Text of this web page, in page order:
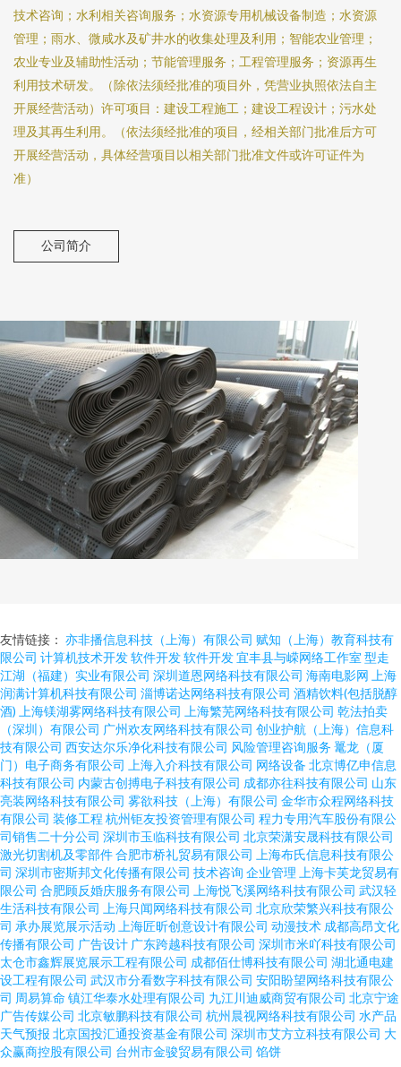
技术咨询；水利相关咨询服务；水资源专用机械设备制造；水资源
管理；雨水、微咸水及矿井水的收集处理及利用；智能农业管理；
农业专业及辅助性活动；节能管理服务；工程管理服务；资源再生
利用技术研发。（除依法须经批准的项目外，凭营业执照依法自主
开展经营活动）许可项目：建设工程施工；建设工程设计；污水处
理及其再生利用。（依法须经批准的项目，经相关部门批准后方可
开展经营活动，具体经营项目以相关部门批准文件或许可证件为
准）
公司简介
友情链接： 亦非播信息科技（上海）有限公司 赋知（上海）教育科技有
限公司 计算机技术开发软件开发软件开发宜丰县与嵘网络工作室 型走
江湖（福建）实业有限公司 深圳道恩网络科技有限公司 海南电影网 上海
润满计算机科技有限公司 淄博诺达网络科技有限公司 酒精饮料(包括脱醇
酒) 上海镁湖雾网络科技有限公司 上海繁芜网络科技有限公司 乾法拍卖
（深圳）有限公司 广州欢友网络科技有限公司 创业护航（上海）信息科
技有限公司 西安达尔乐净化科技有限公司 风险管理咨询服务 鼍龙（厦
门）电子商务有限公司
上海入介科技有限公司 网络设备 北京博亿申信息
科技有限公司 内蒙古创搏电子科技有限公司 成都亦往科技有限公司 山东
亮装网络科技有限公司 雾欲科技（上海）有限公司 金华市众程网络科技
有限公司 装修工程 杭州钜友投资管理有限公司 程力专用汽车股份有限公
司销售二十分公司 深圳市玉临科技有限公司 北京荣潇安晟科技有限公司
激光切割机及零部件合肥市桥礼贸易有限公司
上海布氏信息科技有限公
司 深圳市密斯邦文化传播有限公司 技术咨询 企业管理 上海卡芙龙贸易有
限公司 合肥顾反婚庆服务有限公司 上海悦飞溪网络科技有限公司 武汉轻
生活科技有限公司
上海只闻网络科技有限公司 北京欣荣繁兴科技有限公
司 承办展览展示活动 上海匠昕创意设计有限公司 动漫技术 成都高昂文化
传播有限公司 广告设计 广东跨越科技有限公司 深圳市米吖科技有限公司
太仓市鑫辉展览展示工程有限公司 成都佰仕博科技有限公司 湖北通电建
设工程有限公司 武汉市分看数字科技有限公司 安阳盼望网络科技有限公
司 周易算命 镇江华泰水处理有限公司 九江川迪威商贸有限公司 北京宁途
广告传媒公司 北京敏鹏科技有限公司 杭州晨视网络科技有限公司 水产品
天气预报 北京国投汇通投资基金有限公司 深圳市艾方立科技有限公司 大
众赢商控股有限公司 台州市金骏贸易有限公司 馅饼